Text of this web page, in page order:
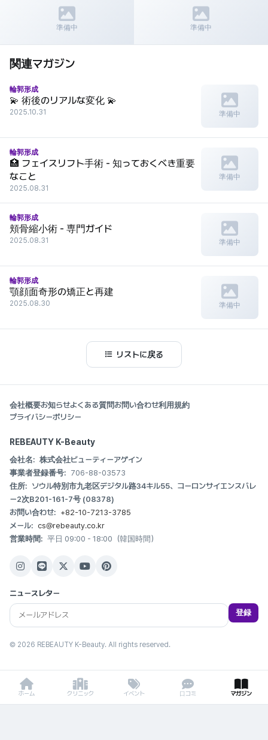
エラ削り手術完全ガイド 2025 |
種類、費用、副作用、ダウンタイ
準備中
フィラー治療完全ガイド 2024 |
種類・料金・副作用 - ユバース美
準備中
関連マガジン
輪郭形成
💫 術後のリアルな変化 💫
2025.10.31 準備中
輪郭形成
🏥 フェイスリフト手術 - 知っておくべき重要
なこと
2025.08.31
準備中
輪郭形成
頬骨縮小術 - 専門ガイド
2025.08.31 準備中
輪郭形成
顎顔面奇形の矯正と再建
2025.08.30 準備中
リストに戻る
会社概要お知らせよくある質問お問い合わせ利用規約
プライバシーポリシー
REBEAUTY K-Beauty
会社名: 株式会社ビューティーアゲイン
事業者登録番号: 706-88-03573
住所: ソウル特別市九老区デジタル路34キル55、コーロンサイエンスバレ
ー2次B201-161-7号 (08378)
お問い合わせ: +82-10-7213-3785
メール: cs@rebeauty.co.kr
営業時間: 平日 09:00 - 18:00（韓国時間）
ニュースレター
登録
© 2026 REBEAUTY K-Beauty. All rights reserved.
ホーム クリニック イベント 口コミ マガジン